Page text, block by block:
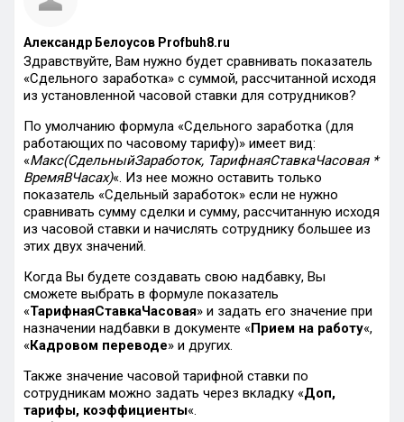
Александр Белоусов Profbuh8.ru
Здравствуйте, Вам нужно будет сравнивать показатель
«Сдельного заработка» c суммой, рассчитанной исходя
из установленной часовой ставки для сотрудников?
По умолчанию формула «Сдельного заработка (для
работающих по часовому тарифу)» имеет вид:
«Макс(СдельныйЗаработок, ТарифнаяСтавкаЧасовая *
ВремяВЧасах)«. Из нее можно оставить только
показатель «Сдельный заработок» если не нужно
сравнивать сумму сделки и сумму, рассчитанную исходя
из часовой ставки и начислять сотруднику большее из
этих двух значений.
Когда Вы будете создавать свою надбавку, Вы
сможете выбрать в формуле показатель
«ТарифнаяСтавкаЧасовая» и задать его значение при
назначении надбавки в документе «Прием на работу«,
«Кадровом переводе» и других.
Также значение часовой тарифной ставки по
сотрудникам можно задать через вкладку «Доп,
тарифы, коэффициенты«.